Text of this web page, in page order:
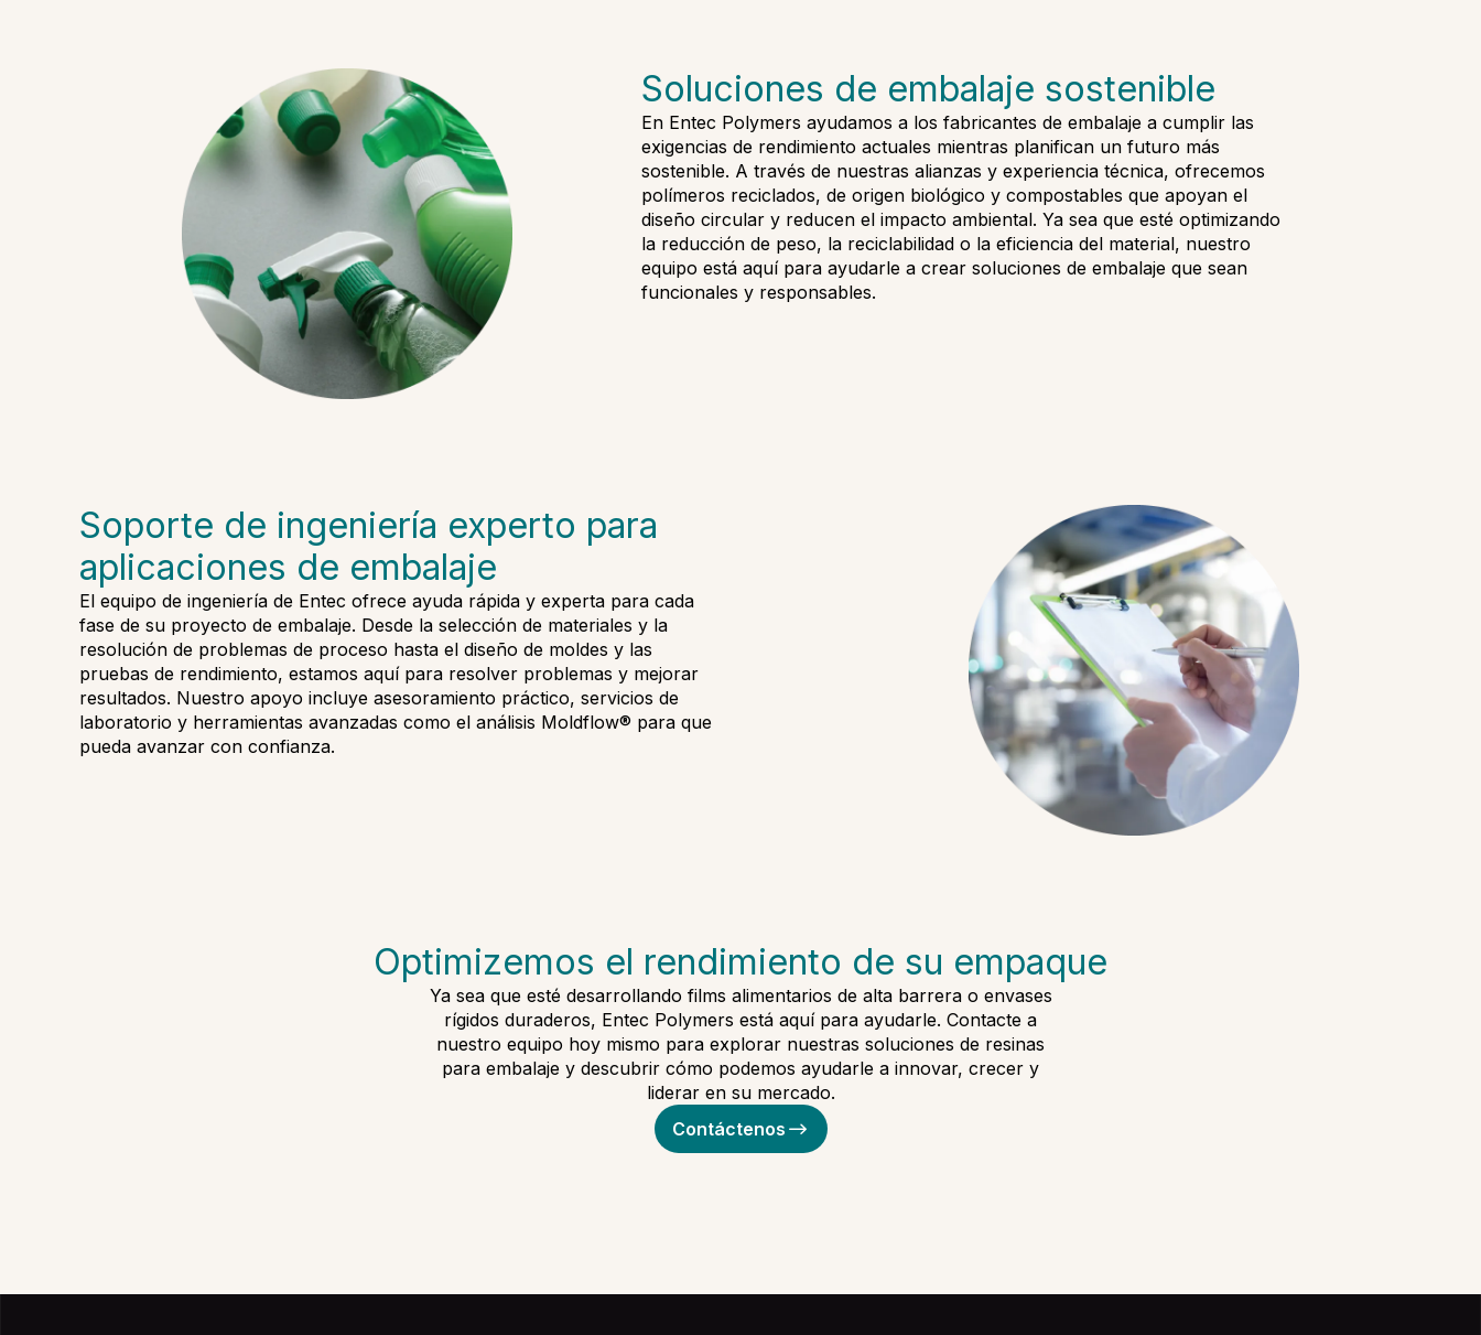
Soluciones de embalaje sostenible
En Entec Polymers ayudamos a los fabricantes de embalaje a cumplir las
exigencias de rendimiento actuales mientras planifican un futuro más
sostenible. A través de nuestras alianzas y experiencia técnica, ofrecemos
polímeros reciclados, de origen biológico y compostables que apoyan el
diseño circular y reducen el impacto ambiental. Ya sea que esté optimizando
la reducción de peso, la reciclabilidad o la eficiencia del material, nuestro
equipo está aquí para ayudarle a crear soluciones de embalaje que sean
funcionales y responsables.
Soporte de ingeniería experto para
aplicaciones de embalaje
El equipo de ingeniería de Entec ofrece ayuda rápida y experta para cada
fase de su proyecto de embalaje. Desde la selección de materiales y la
resolución de problemas de proceso hasta el diseño de moldes y las
pruebas de rendimiento, estamos aquí para resolver problemas y mejorar
resultados. Nuestro apoyo incluye asesoramiento práctico, servicios de
laboratorio y herramientas avanzadas como el análisis Moldflow® para que
pueda avanzar con confianza.
Optimizemos el rendimiento de su empaque
Ya sea que esté desarrollando films alimentarios de alta barrera o envases
rígidos duraderos, Entec Polymers está aquí para ayudarle. Contacte a
nuestro equipo hoy mismo para explorar nuestras soluciones de resinas
para embalaje y descubrir cómo podemos ayudarle a innovar, crecer y
liderar en su mercado.
Contáctenos